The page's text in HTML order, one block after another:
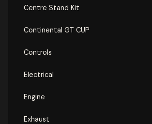
Centre Stand Kit
Continental GT CUP
Controls
Electrical
Engine
Exhaust